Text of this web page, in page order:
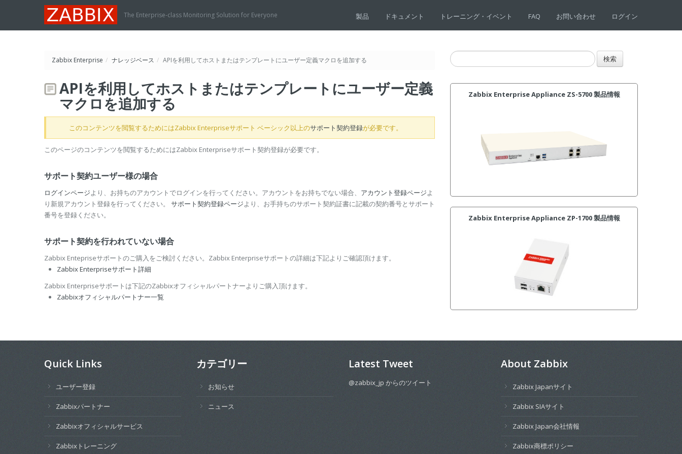
The Enterprise-class Monitoring Solution for Everyone 製品 ドキュメント トレーニング・イベント FAQ お問い合わせ ログイン
Zabbix Enterprise / ナレッジベース / APIを利用してホストまたはテンプレートにユーザー定義マクロを追加する
APIを利用してホストまたはテンプレートにユーザー定義
マクロを追加する
このコンテンツを閲覧するためにはZabbix Enterpriseサポート ベーシック以上のサポート契約登録が必要です。
このページのコンテンツを閲覧するためにはZabbix Enterpriseサポート契約登録が必要です。
サポート契約ユーザー様の場合
ログインページより、お持ちのアカウントでログインを行ってください。アカウントをお持ちでない場合、 アカウント登録ページよ
り新規アカウント登録を行ってください。 サポート契約登録ページより、お手持ちのサポート契約証書に記載の契約番号とサポート
番号を登録ください。
サポート契約を行われていない場合
Zabbix Entepriseサポートのご購入をご検討ください。Zabbix Enterpriseサポートの詳細は下記よりご確認頂けます。
Zabbix Enterpriseサポート詳細
Zabbix Enterpriseサポートは下記のZabbixオフィシャルパートナーよりご購入頂けます。
Zabbixオフィシャルパートナー一覧
Zabbix Enterprise Appliance ZS-5700 製品情報
Zabbix Enterprise Appliance ZP-1700 製品情報
Quick Links
ユーザー登録
Zabbixパートナー
Zabbixオフィシャルサービス
Zabbixトレーニング
カテゴリー
お知らせ
ニュース
Latest Tweet
@zabbix_jp からのツイート
About Zabbix
Zabbix Japanサイト
Zabbix SIAサイト
Zabbix Japan会社情報
Zabbix商標ポリシー